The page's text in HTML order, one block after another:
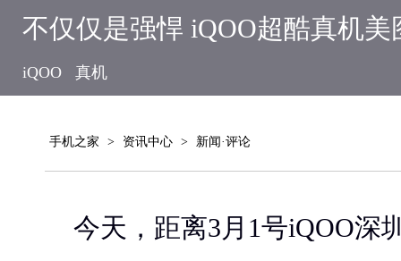
不仅仅是强悍 iQOO超酷真机美
iQOO 真机
手机之家 > 资讯中心 > 新闻·评论
今天，距离3月1号iQOO深